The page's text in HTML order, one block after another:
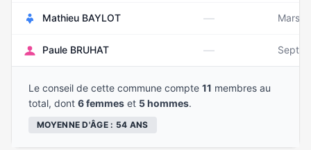
Mathieu BAYLOT — Mars
Paule BRUHAT —
Le conseil de cette commune compte 11 membres au
total, dont 6 femmes et 5 hommes.
MOYENNE D'ÂGE : 54 ANS